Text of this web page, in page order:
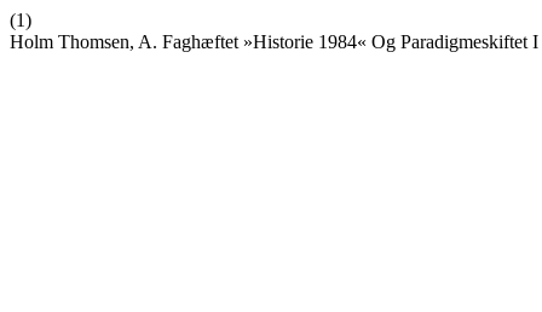
(1)
Holm Thomsen, A. Faghæftet »Historie 1984« Og Paradigmeskiftet